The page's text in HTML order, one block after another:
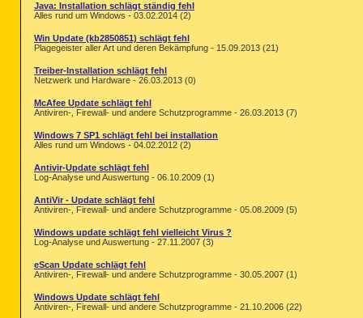
Java: Installation schlägt ständig fehl
Alles rund um Windows - 03.02.2014 (2)
Win Update (kb2850851) schlägt fehl
Plagegeister aller Art und deren Bekämpfung - 15.09.2013 (21)
Treiber-Installation schlägt fehl
Netzwerk und Hardware - 26.03.2013 (0)
McAfee Update schlägt fehl
Antiviren-, Firewall- und andere Schutzprogramme - 26.03.2013 (7)
Windows 7 SP1 schlägt fehl bei installation
Alles rund um Windows - 04.02.2012 (2)
Antivir-Update schlägt fehl
Log-Analyse und Auswertung - 06.10.2009 (1)
AntiVir - Update schlägt fehl
Antiviren-, Firewall- und andere Schutzprogramme - 05.08.2009 (5)
Windows update schlägt fehl vielleicht Virus ?
Log-Analyse und Auswertung - 27.11.2007 (3)
eScan Update schlägt fehl
Antiviren-, Firewall- und andere Schutzprogramme - 30.05.2007 (1)
Windows Update schlägt fehl
Antiviren-, Firewall- und andere Schutzprogramme - 21.10.2006 (22)